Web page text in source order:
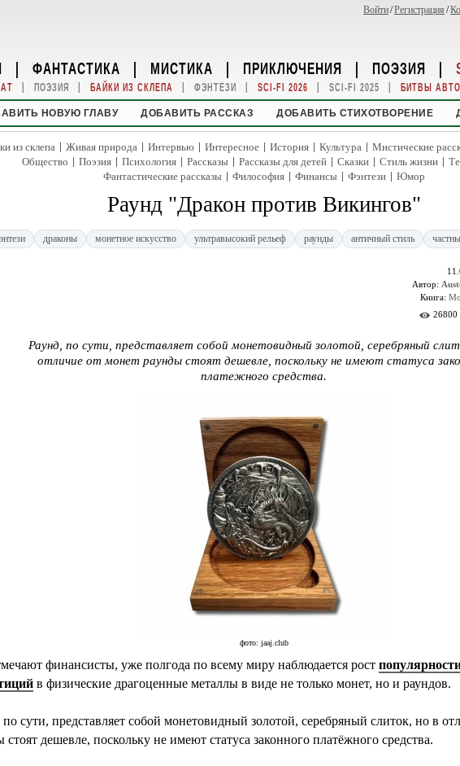
Войти/Регистрация /
| ФАНТАСТИКА | МИСТИКА | ПРИКЛЮЧЕНИЯ | ПОЭЗИЯ |
| ПОЭЗИЯ | БАЙКИ ИЗ СКЛЕПА | ФЭНТЕЗИ | SCI-FI 2026 | SCI-FI 2025 | БИТВЫ
НОВУЮ ГЛАВУ ДОБАВИТЬ РАССКАЗ ДОБАВИТЬ СТИХОТВОРЕНИЕ
из склепа | Живая природа | Интервью | Интересное | История | Культура | Мистические
Общество | Поэзия | Психология | Рассказы | Рассказы для детей | Сказки | Стиль жизни |
Фантастические рассказы | Философия | Финансы | Фэнтези | Юмор
Раунд "Дракон против Викингов"
драконы монетное искусство ультравысокий рельеф раунды античный стиль
Автор:
Книга:
26800
Раунд, по сути, представляет собой монетовидный золотой, серебряный
отличие от монет раунды стоят дешевле, поскольку не имеют статуса
платежного средства.
фото: jaaj.club
финансисты, уже полгода по всему миру наблюдается рост
в физические драгоценные металлы в виде не только монет, но и раундов.
по сути, представляет собой монетовидный золотой, серебряный слиток, но в
стоят дешевле, поскольку не имеют статуса законного платёжного средства.